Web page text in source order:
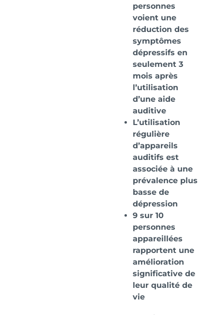
personnes
voient une
réduction des
symptômes
dépressifs en
seulement 3
mois après
l’utilisation
d’une aide
auditive
L’utilisation
régulière
d’appareils
auditifs est
associée à une
prévalence plus
basse de
dépression
9 sur 10
personnes
appareillées
rapportent une
amélioration
significative de
leur qualité de
vie